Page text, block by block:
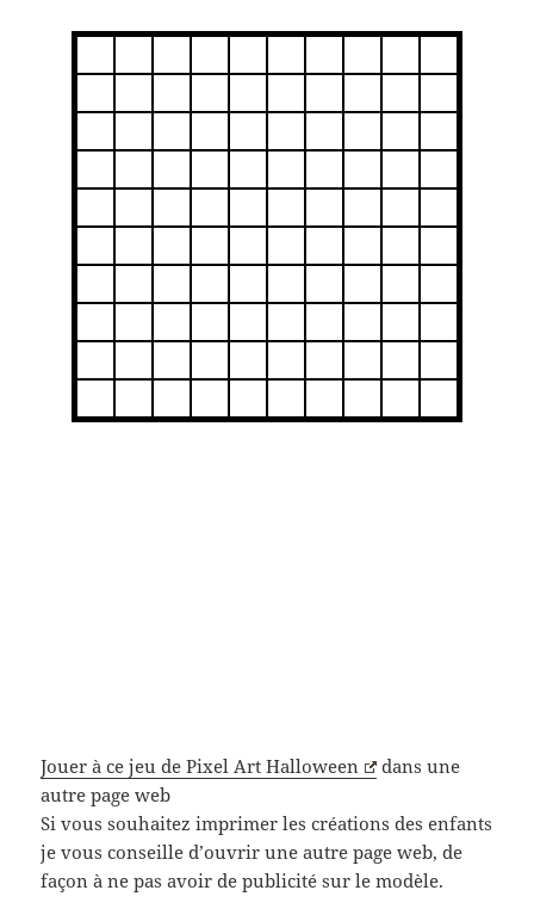
Jouer à ce jeu de Pixel Art Halloween
dans une
autre page web
Si vous souhaitez imprimer les créations des enfants
je vous conseille d’ouvrir une autre page web, de
façon à ne pas avoir de publicité sur le modèle.